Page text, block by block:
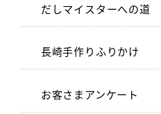
だしマイスターへの道
長崎手作りふりかけ
お客さまアンケート